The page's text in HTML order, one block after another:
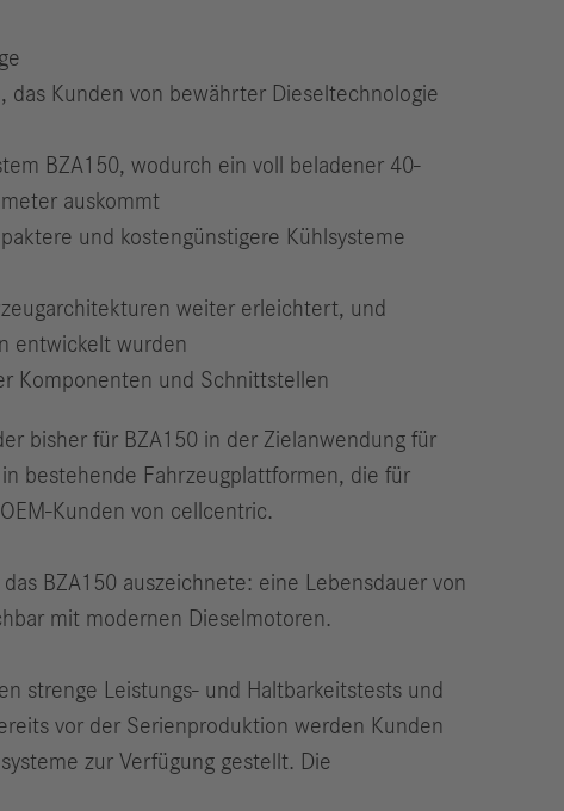
Kunden von bewährter Dieseltechnologie
BZA150, wodurch ein voll beladener 40-
auskommt
und kostengünstigere Kühlsysteme
weiter erleichtert, und
entwickelt wurden
Komponenten und Schnittstellen
bisher für BZA150 in der Zielanwendung für
bestehende Fahrzeugplattformen, die für
Kunden von cellcentric.
BZA150 auszeichnete: eine Lebensdauer von
mit modernen Dieselmotoren.
strenge Leistungs- und Haltbarkeitstests und
vor der Serienproduktion werden Kunden
zur Verfügung gestellt. Die